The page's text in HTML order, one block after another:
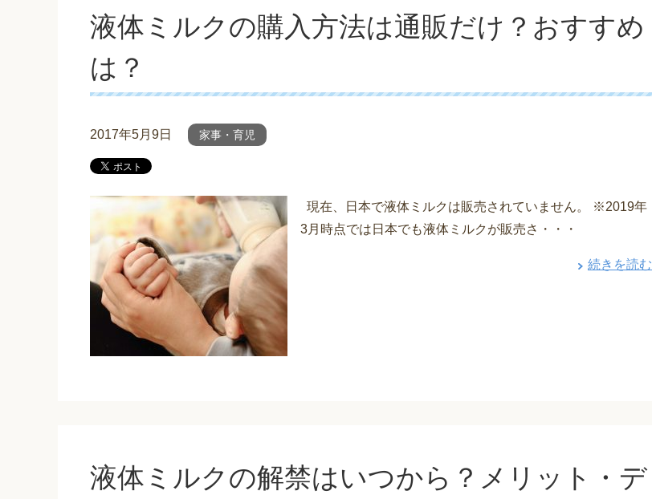
液体ミルクの購入方法は通販だけ？おすすめ
は？
2017年5月9日 家事・育児
現在、日本で液体ミルクは販売されていません。 ※2019年
3月時点では日本でも液体ミルクが販売さ・・・
続きを読む
液体ミルクの解禁はいつから？メリット・デ